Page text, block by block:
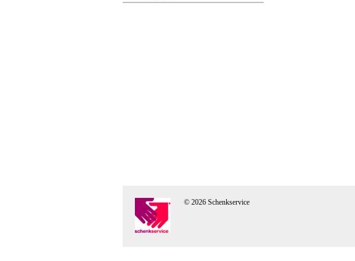
© 2026 Schenkservice